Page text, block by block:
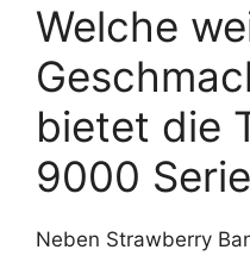
Welche
bietet die
9000
Neben Strawberry